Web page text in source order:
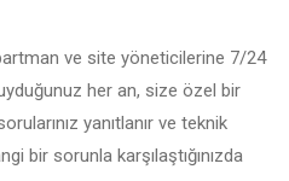
ve site yöneticilerine 7/24
her an, size özel bir
yanıtlanır ve teknik
bir sorunla karşılaştığınızda